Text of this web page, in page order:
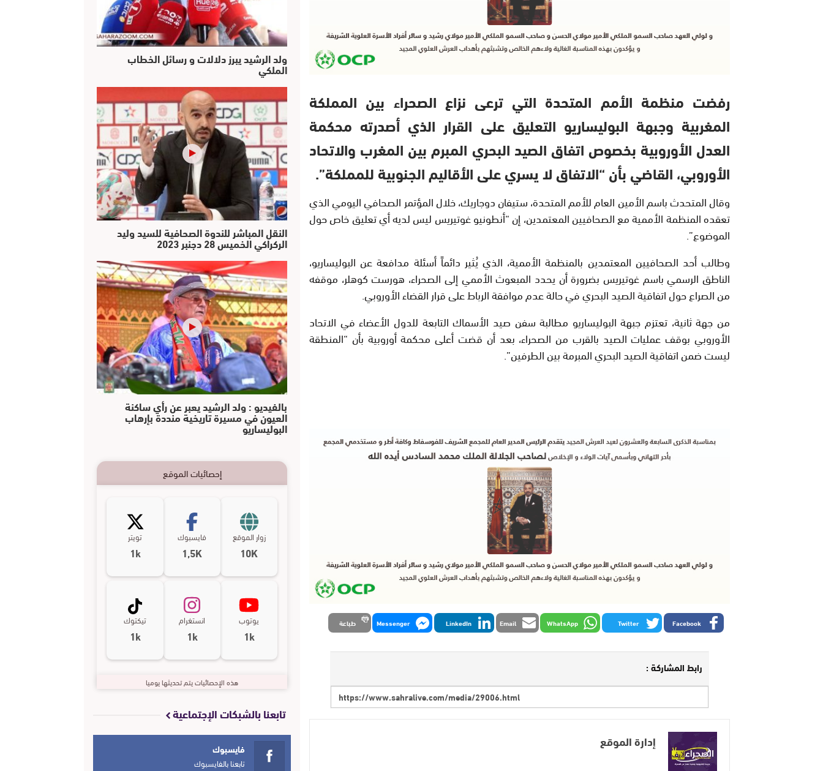
رفضت منظمة الأمم المتحدة التي ترعى نزاع الصحراء بين المملكة
المغربية وجبهة البوليساريو التعليق على القرار الذي أصدرته محكمة
العدل الأوروبية بخصوص اتفاق الصيد البحري المبرم بين المغرب والاتحاد
الأوروبي، القاضي بأن “الاتفاق لا يسري على الأقاليم الجنوبية للمملكة”.
وقال المتحدث باسم الأمين العام للأمم المتحدة، ستيفان دوجاريك، خلال المؤتمر الصحافي اليومي الذي
تعقده المنظمة الأممية مع الصحافيين المعتمدين، إن “أنطونيو غوتيريس ليس لديه أي تعليق خاص حول
الموضوع”.
وطالب أحد الصحافيين المعتمدين بالمنظمة الأممية، الذي يُثير دائماً أسئلة مدافعة عن البوليساريو،
الناطق الرسمي باسم غوتيريس بضرورة أن يحدد المبعوث الأممي إلى الصحراء، هورست كوهلر، موقفه
من الصراع حول اتفاقية الصيد البحري في حالة عدم موافقة الرباط على قرار القضاء الأوروبي.
من جهة ثانية، تعتزم جبهة البوليساريو مطالبة سفن صيد الأسماك التابعة للدول الأعضاء في الاتحاد
الأوروبي بوقف عمليات الصيد بالقرب من الصحراء، بعد أن قضت أعلى محكمة أوروبية بأن “المنطقة
ليست ضمن اتفاقية الصيد البحري المبرمة بين الطرفين”.
Facebook
Twitter
WhatsApp
Email
LinkedIn
Messenger طباعة
رابط المشاركة :
إدارة الموقع
ولد الرشيد يبرز دلالات و رسائل الخطاب
الملكي
النقل المباشر للندوة الصحافية للسيد وليد
الركراكي الخميس 28 دجنبر 2023
بالفيديو : ولد الرشيد يعبر عن رأي ساكنة
العيون في مسيرة تاريخية منددة بإرهاب
البوليساريو
إحصائيات الموقع
زوار الموقع
10K
فايسبوك
1,5K
تويتر
1k
يوتوب
1k
انستغرام
1k
تيكتوك
1k
هذه الإحصائيات يتم تحديثها يوميا
تابعنا بالشبكات الإجتماعية
فايسبوك
تابعنا بالفايسبوك